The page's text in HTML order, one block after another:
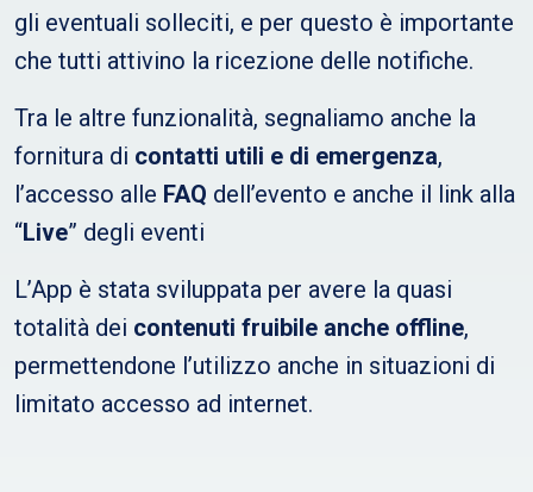
gli eventuali solleciti, e per questo è importante
che tutti attivino la ricezione delle notifiche.
Tra le altre funzionalità, segnaliamo anche la
fornitura di contatti utili e di emergenza,
l’accesso alle FAQ dell’evento e anche il link alla
“Live” degli eventi
L’App è stata sviluppata per avere la quasi
totalità dei contenuti fruibile anche offline,
permettendone l’utilizzo anche in situazioni di
limitato accesso ad internet.